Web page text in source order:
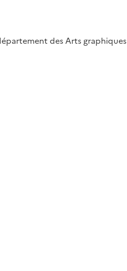
des Arts graphiques